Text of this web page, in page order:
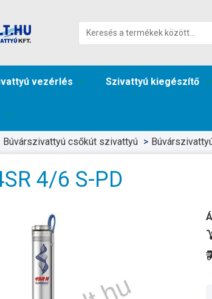
vezérlés Szivattyú kiegészítő
Búvárszivattyú csőkút szivattyú
4/6 S-PD